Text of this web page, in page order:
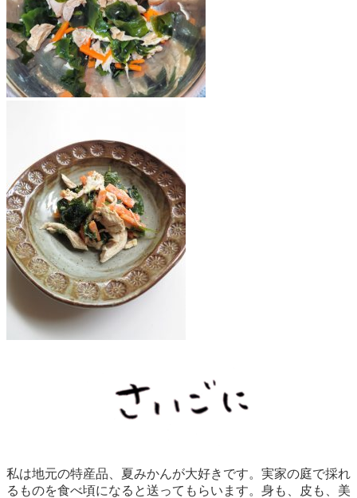
私は地元の特産品、夏みかんが大好きです。実家の庭で採れ
るものを食べ頃になると送ってもらいます。身も、皮も、美